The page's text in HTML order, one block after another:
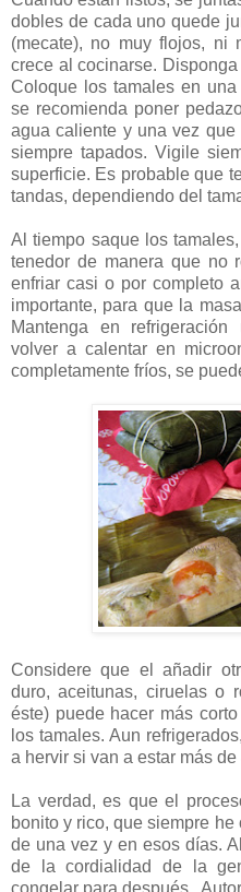
dobles de cada uno quede
(mecate), no muy flojos, ni
crece al cocinarse.
Coloque los tamales en
se recomienda poner
agua caliente y una vez
siempre tapados. Vigile
superficie. Es probable que
tandas, dependiendo del
Al tiempo saque los
tenedor de manera que no
enfriar casi o por completo
importante, para que la
Mantenga en
volver a calentar en
completamente fríos, se
Considere que el añadir
duro, aceitunas, ciruelas o
éste) puede hacer más
los tamales. Aun
a hervir si van a estar más
La verdad, es que el
bonito y rico, que siempre
de una vez y en esos días.
de la cordialidad de la
congelar para después..